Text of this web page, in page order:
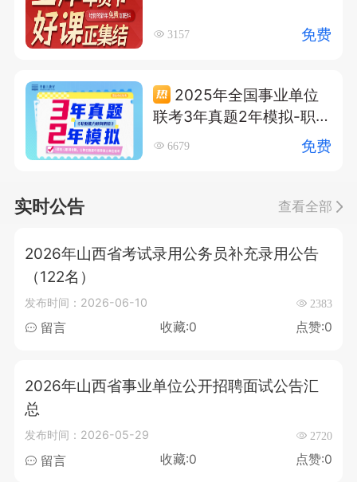
3157 免费
2025年全国事业单位
联考3年真题2年模拟-职业
能力倾向测验
6679 免费
实时公告 查看全部
2026年山西省考试录用公务员补充录用公告
（122名）
发布时间：2026-06-10 2383
留言 收藏:0 点赞:0
2026年山西省事业单位公开招聘面试公告汇
总
发布时间：2026-05-29 2720
留言 收藏:0 点赞:0